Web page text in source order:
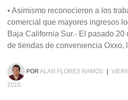
• Asimismo reconocieron a los
comercial que mayores ingresos
Baja California Sur.- El pasado 20
de tiendas de conveniencia Oxxo,
POR ALAN FLORES RAMOS
2016.